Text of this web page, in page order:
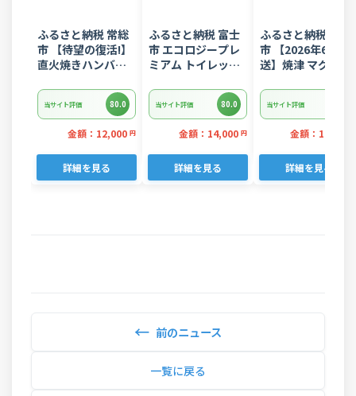
ふるさと納税 常総
市 【待望の復活!】
直火焼きハンバー
ス 3kg 22個入り
当サイト評価 80.0
金額：12,000 円
詳細を見る
ふるさと納税 富士
市 エコロジープレ
ミアム トイレット
ロール 日用品 人気
当サイト評価 80.0
金額：14,000 円
詳細を見る
ふるさと納税 焼津
市 【2026年6月発
送】焼津 マグロ ネ
ぎとろ(a10-
875202606)
当サイト評価
金額：11,000
詳細を見る
← 前のニュース
一覧に戻る